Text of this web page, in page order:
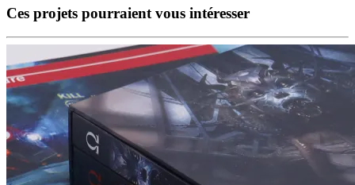
Ces projets pourraient vous intéresser